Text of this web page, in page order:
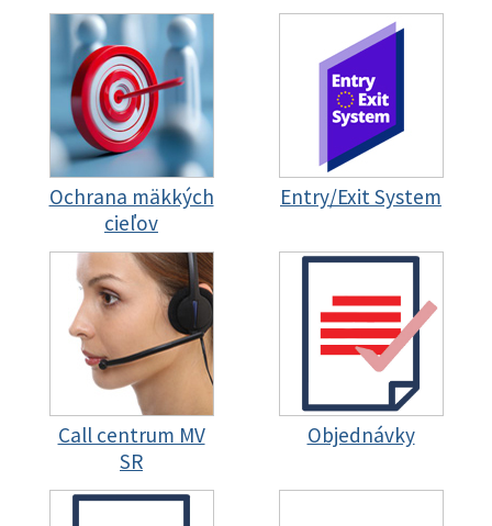
Ochrana mäkkých
cieľov
Entry/Exit System
Call centrum MV
SR
Objednávky